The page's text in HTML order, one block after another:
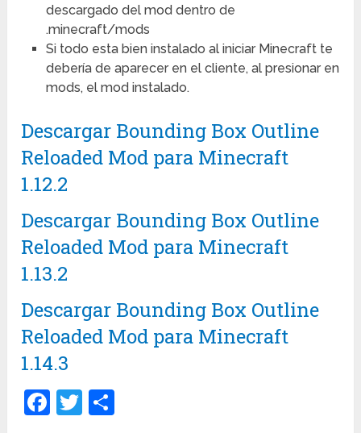
descargado del mod dentro de
.minecraft/mods
Si todo esta bien instalado al iniciar Minecraft te
debería de aparecer en el cliente, al presionar en
mods, el mod instalado.
Descargar Bounding Box Outline
Reloaded Mod para Minecraft
1.12.2
Descargar Bounding Box Outline
Reloaded Mod para Minecraft
1.13.2
Descargar Bounding Box Outline
Reloaded Mod para Minecraft
1.14.3
Facebook
Twitter